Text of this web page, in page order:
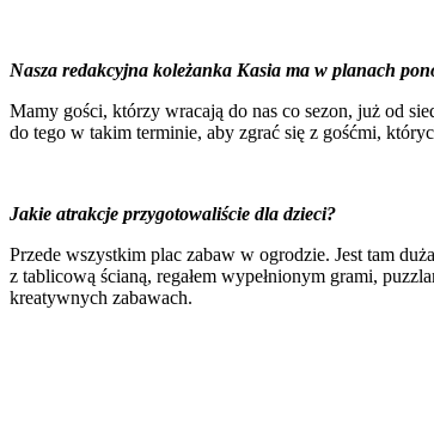
Nasza redakcyjna koleżanka Kasia ma w planach
Mamy gości, którzy wracają do nas co sezon, już od
do tego w takim terminie, aby zgrać się z gośćmi,
Jakie atrakcje przygotowaliście dla dzieci?
Przede wszystkim plac zabaw w ogrodzie. Jest tam
z tablicową ścianą, regałem wypełnionym grami,
kreatywnych zabawach.